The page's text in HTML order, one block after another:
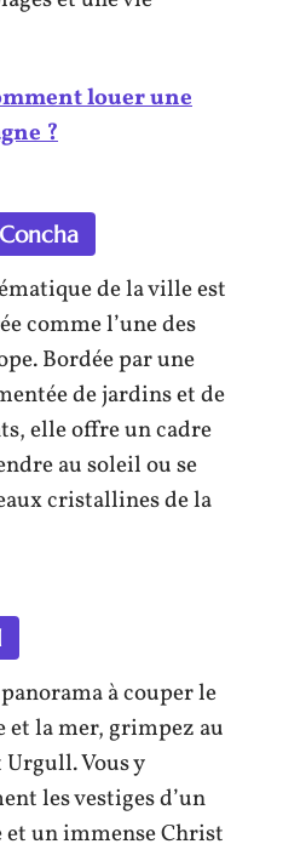
louer une
?
de la ville est
comme l’une des
Bordée par une
de jardins et de
elle offre un cadre
au soleil ou se
cristallines de la
à couper le
et la mer, grimpez au
Vous y
les vestiges d’un
un immense Christ